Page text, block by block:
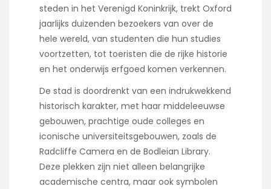
steden in het Verenigd Koninkrijk, trekt Oxford
jaarlijks duizenden bezoekers van over de
hele wereld, van studenten die hun studies
voortzetten, tot toeristen die de rijke historie
en het onderwijs erfgoed komen verkennen.
De stad is doordrenkt van een indrukwekkend
historisch karakter, met haar middeleeuwse
gebouwen, prachtige oude colleges en
iconische universiteitsgebouwen, zoals de
Radcliffe Camera en de Bodleian Library.
Deze plekken zijn niet alleen belangrijke
academische centra, maar ook symbolen